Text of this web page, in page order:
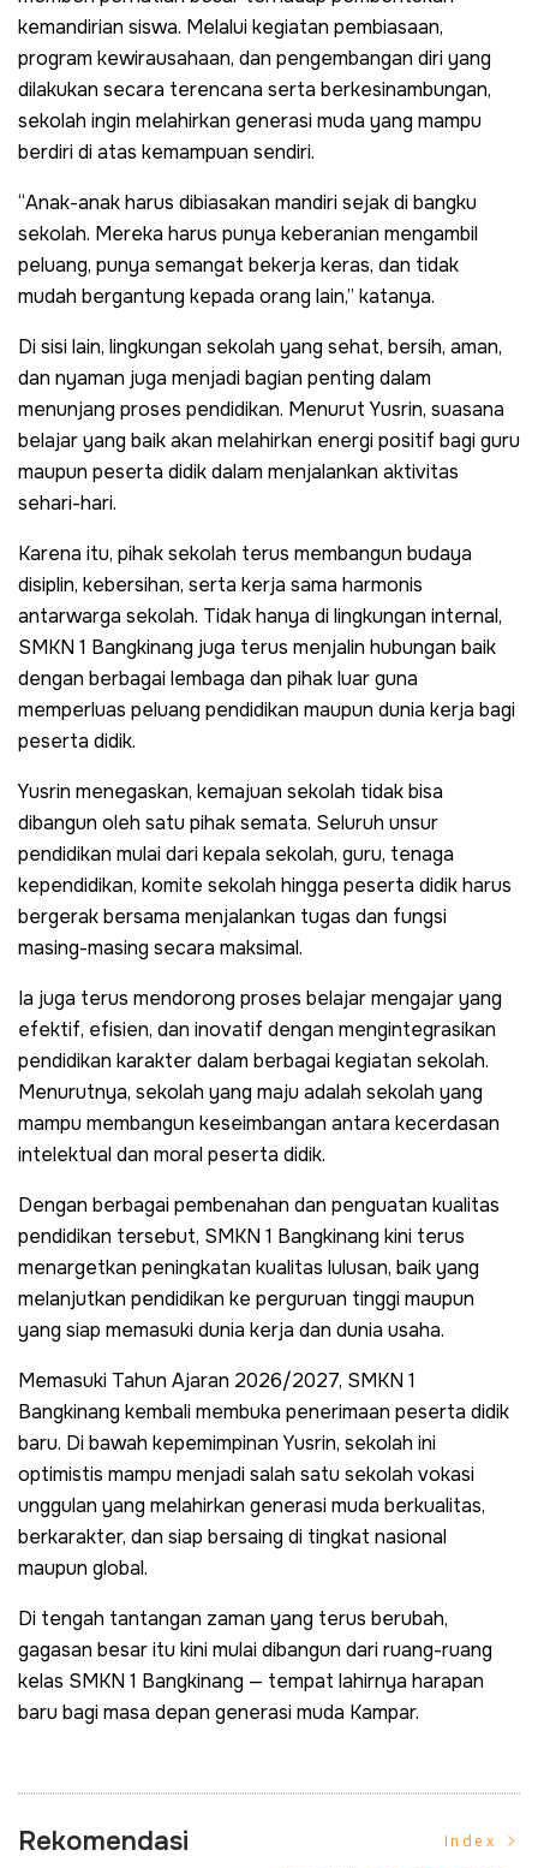
kemandirian siswa. Melalui kegiatan pembiasaan,
program kewirausahaan, dan pengembangan diri yang
dilakukan secara terencana serta berkesinambungan,
sekolah ingin melahirkan generasi muda yang mampu
berdiri di atas kemampuan sendiri.
“Anak-anak harus dibiasakan mandiri sejak di bangku
sekolah. Mereka harus punya keberanian mengambil
peluang, punya semangat bekerja keras, dan tidak
mudah bergantung kepada orang lain,” katanya.
Di sisi lain, lingkungan sekolah yang sehat, bersih, aman,
dan nyaman juga menjadi bagian penting dalam
menunjang proses pendidikan. Menurut Yusrin, suasana
belajar yang baik akan melahirkan energi positif bagi guru
maupun peserta didik dalam menjalankan aktivitas
sehari-hari.
Karena itu, pihak sekolah terus membangun budaya
disiplin, kebersihan, serta kerja sama harmonis
antarwarga sekolah. Tidak hanya di lingkungan internal,
SMKN 1 Bangkinang juga terus menjalin hubungan baik
dengan berbagai lembaga dan pihak luar guna
memperluas peluang pendidikan maupun dunia kerja bagi
peserta didik.
Yusrin menegaskan, kemajuan sekolah tidak bisa
dibangun oleh satu pihak semata. Seluruh unsur
pendidikan mulai dari kepala sekolah, guru, tenaga
kependidikan, komite sekolah hingga peserta didik harus
bergerak bersama menjalankan tugas dan fungsi
masing-masing secara maksimal.
Ia juga terus mendorong proses belajar mengajar yang
efektif, efisien, dan inovatif dengan mengintegrasikan
pendidikan karakter dalam berbagai kegiatan sekolah.
Menurutnya, sekolah yang maju adalah sekolah yang
mampu membangun keseimbangan antara kecerdasan
intelektual dan moral peserta didik.
Dengan berbagai pembenahan dan penguatan kualitas
pendidikan tersebut, SMKN 1 Bangkinang kini terus
menargetkan peningkatan kualitas lulusan, baik yang
melanjutkan pendidikan ke perguruan tinggi maupun
yang siap memasuki dunia kerja dan dunia usaha.
Memasuki Tahun Ajaran 2026/2027, SMKN 1
Bangkinang kembali membuka penerimaan peserta didik
baru. Di bawah kepemimpinan Yusrin, sekolah ini
optimistis mampu menjadi salah satu sekolah vokasi
unggulan yang melahirkan generasi muda berkualitas,
berkarakter, dan siap bersaing di tingkat nasional
maupun global.
Di tengah tantangan zaman yang terus berubah,
gagasan besar itu kini mulai dibangun dari ruang-ruang
kelas SMKN 1 Bangkinang — tempat lahirnya harapan
baru bagi masa depan generasi muda Kampar.
Rekomendasi Index